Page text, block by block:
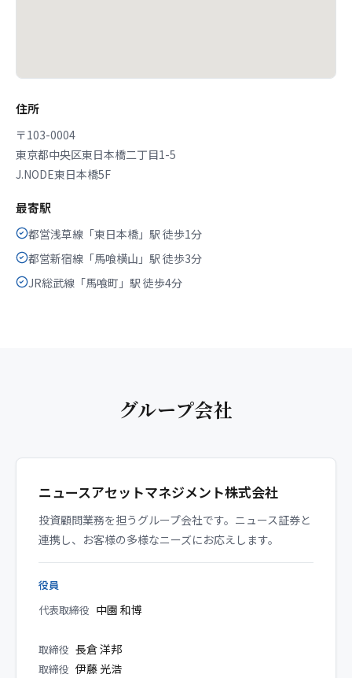
住所
〒103-0004
東京都中央区東日本橋二丁目1-5
J.NODE東日本橋5F
最寄駅
都営浅草線「東日本橋」駅 徒歩1分
都営新宿線「馬喰横山」駅 徒歩3分
JR総武線「馬喰町」駅 徒歩4分
グループ会社
ニュースアセットマネジメント株式会社
投資顧問業務を担うグループ会社です。ニュース証券と
連携し、お客様の多様なニーズにお応えします。
役員
代表取締役 中園 和博
取締役 長倉 洋邦
取締役 伊藤 光浩